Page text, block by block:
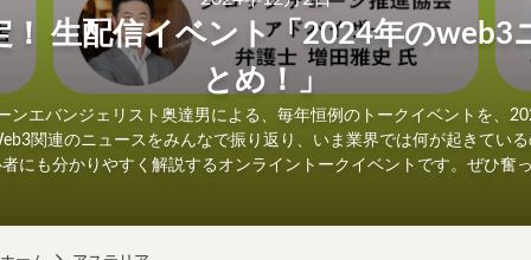
！ 生配信イベント「2024年のweb3
とめ！」
ンエバンジェリスト奥達男による、毎年恒例のトークイベントを、
関連のニュースをみんなで振り返り、いま業界では何が起きてい
にも分かりやすく解説するオンライントークイベントです。ぜひ奮